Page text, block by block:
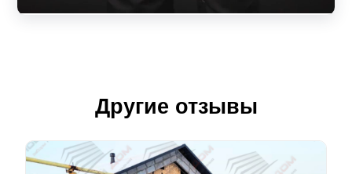
Другие отзывы